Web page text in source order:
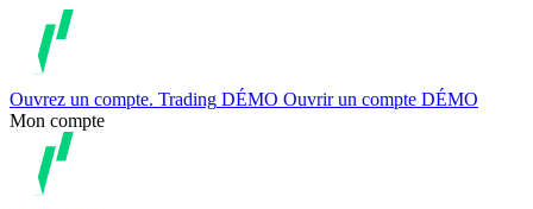
Ouvrez un compte. Trading DÉMO Ouvrir un compte DÉMO
Mon compte